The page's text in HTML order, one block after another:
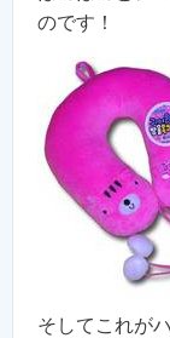
のです！
そしてこれが